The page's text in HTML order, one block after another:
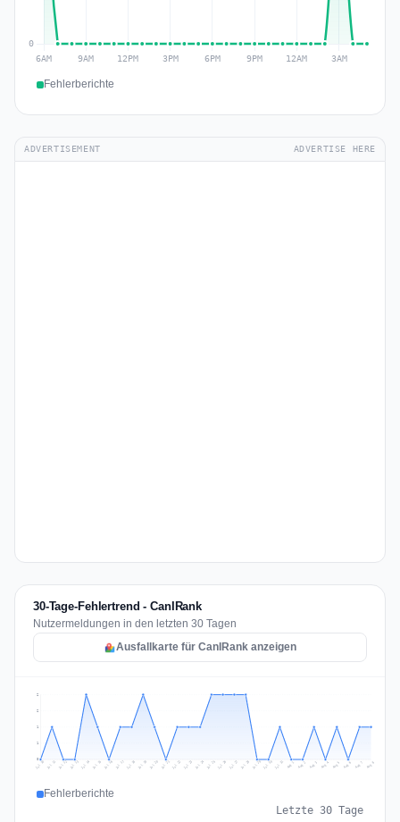
Fehlerberichte
ADVERTISEMENT ADVERTISE HERE
30-Tage-Fehlertrend - CanIRank
Nutzermeldungen in den letzten 30 Tagen
Ausfallkarte für CanIRank anzeigen
1
1
2
2
Jul 10 Jul 11 Jul 12 Jul 13 Jul 14 Jul 15 Jul 16 Jul 17 Jul 18 Jul 19 Jul 20 Jul 21 Jul 22 Jul 23 Jul 24 Jul 25 Jul 26 Jul 27 Jul 28 Jul 29 Jul 30 Jul 31 Aug 1 Aug 2 Aug 3 Aug 4 Aug 5 Aug 6 Aug 7 Aug 8
Fehlerberichte
Letzte 30 Tage